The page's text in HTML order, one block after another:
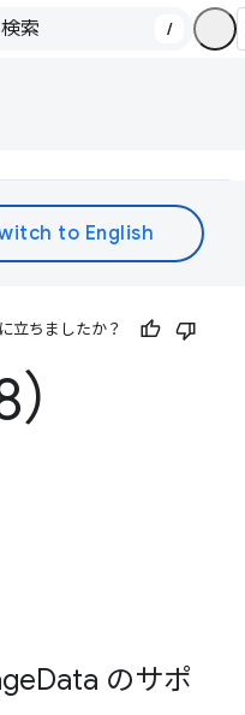
/
立ちましたか？
Data のサポ